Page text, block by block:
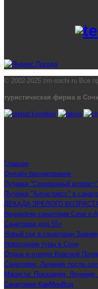
© 2002-2025 zm-sochi.ru Все
туристическая фирма в
Главная
Онлайн бронирование
Путевки "Серебряный возраст"
Путевки "Антистресс" в
ДЕКАДА ЗРЕЛОГО
Недорогие санатории Сочи и
Санатории для 55+
Новый год в санатории Знание
Новогодние туры в Сочи
Отдых в отелях Красной
Санатории: Лечение после
Мацеста: Показания.
Санатории КавМинВод